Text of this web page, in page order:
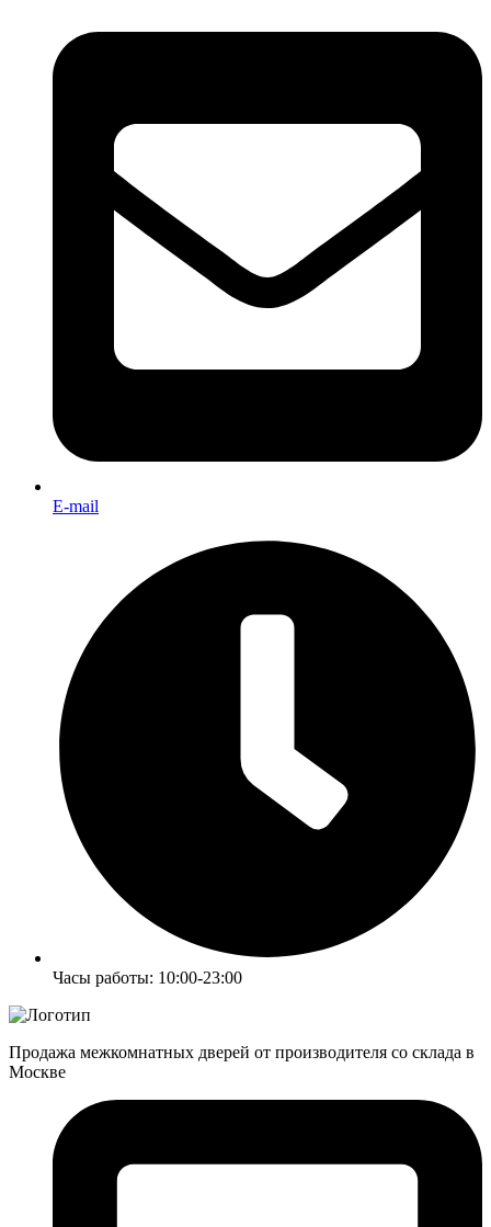
E-mail
Часы работы: 10:00-23:00
Продажа межкомнатных дверей от производителя со склада в
Москве